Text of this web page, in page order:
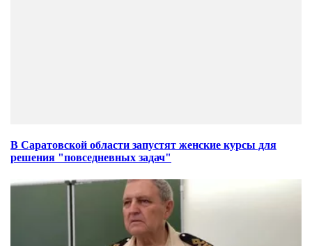
В Саратовской области запустят женские курсы для
решения "повседневных задач"